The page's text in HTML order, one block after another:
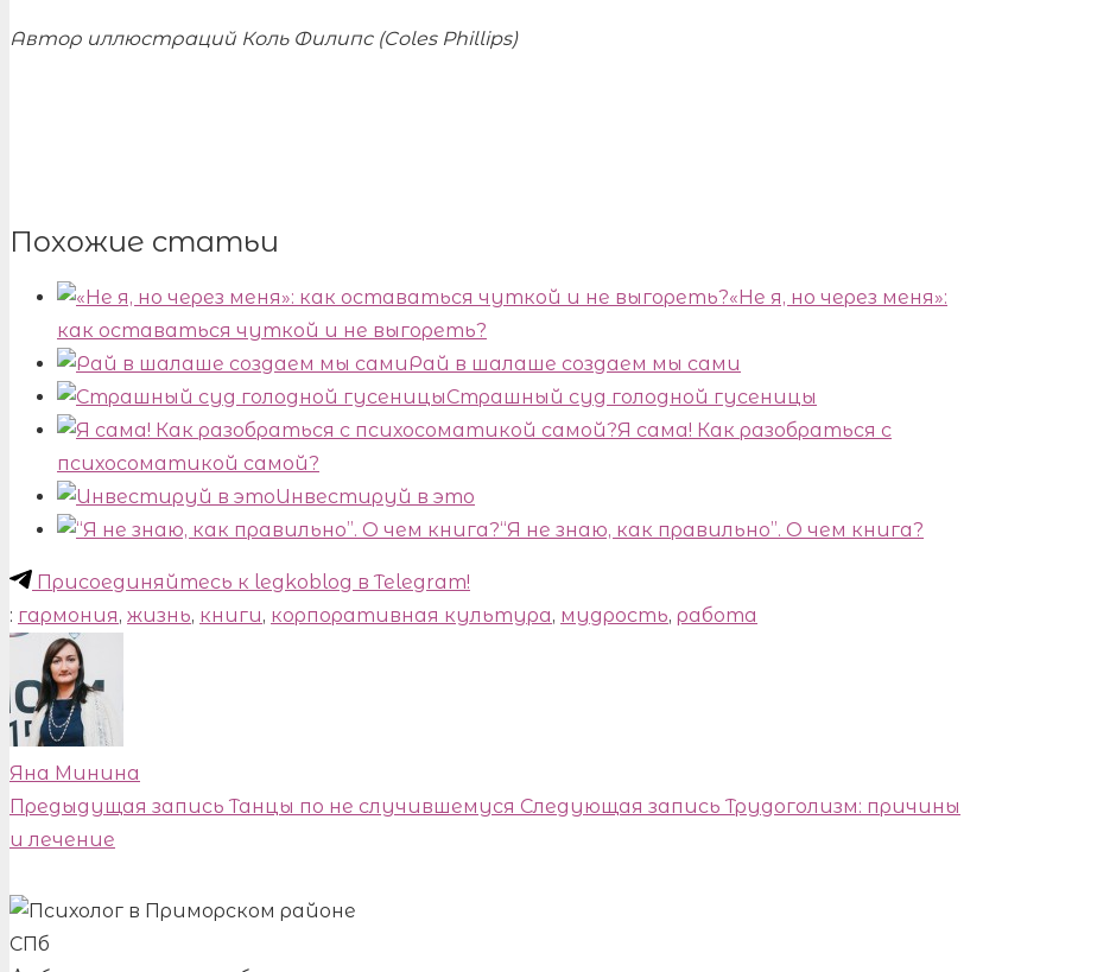
Автор иллюстраций Коль Филипс (Coles Phillips)
Похожие статьи
«Не я, но через меня»:
как оставаться чуткой и не выгореть?
Рай в шалаше создаем мы сами
Страшный суд голодной гусеницы
Я сама! Как разобраться с
психосоматикой самой?
Инвестируй в это
“Я не знаю, как правильно”. О чем книга?
Присоединяйтесь к legkoblog в Telegram!
: гармония, жизнь, книги, корпоративная культура, мудрость, работа
Яна Минина
Предыдущая запись Танцы по не случившемуся Следующая запись Трудоголизм: причины
и лечение